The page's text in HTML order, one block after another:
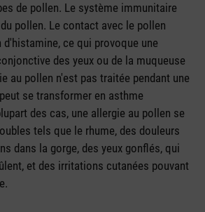
de pollen. Le système immunitaire
pollen. Le contact avec le pollen
ce qui provoque une
des yeux ou de la muqueuse
au pollen n'est pas traitée pendant une
se transformer en asthme
des cas, une allergie au pollen se
tels que le rhume, des douleurs
dans la gorge, des yeux gonflés, qui
et des irritations cutanées pouvant